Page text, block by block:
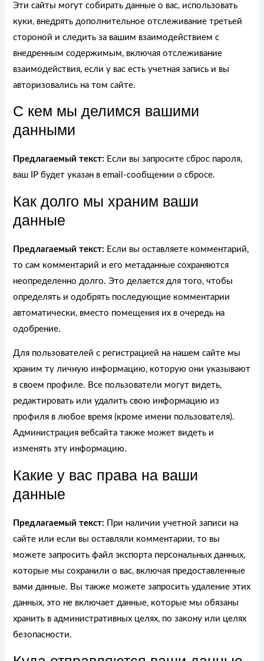
Эти сайты могут собирать данные о вас, использовать
куки, внедрять дополнительное отслеживание третьей
стороной и следить за вашим взаимодействием с
внедренным содержимым, включая отслеживание
взаимодействия, если у вас есть учетная запись и вы
авторизовались на том сайте.
С кем мы делимся вашими
данными
Предлагаемый текст: Если вы запросите сброс пароля,
ваш IP будет указан в email-сообщении о сбросе.
Как долго мы храним ваши
данные
Предлагаемый текст: Если вы оставляете комментарий,
то сам комментарий и его метаданные сохраняются
неопределенно долго. Это делается для того, чтобы
определять и одобрять последующие комментарии
автоматически, вместо помещения их в очередь на
одобрение.
Для пользователей с регистрацией на нашем сайте мы
храним ту личную информацию, которую они указывают
в своем профиле. Все пользователи могут видеть,
редактировать или удалить свою информацию из
профиля в любое время (кроме имени пользователя).
Администрация вебсайта также может видеть и
изменять эту информацию.
Какие у вас права на ваши
данные
Предлагаемый текст:
При наличии учетной записи на
сайте или если вы оставляли комментарии, то вы
можете запросить файл экспорта персональных данных,
которые мы сохранили о вас, включая предоставленные
вами данные. Вы также можете запросить удаление этих
данных, это не включает данные, которые мы обязаны
хранить в административных целях, по закону или целях
безопасности.